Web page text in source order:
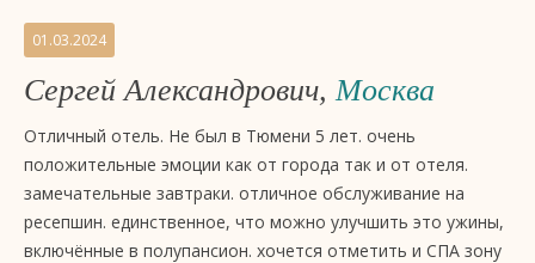
01.03.2024
Сергей Александрович,Москва
Отличный отель. Не был в Тюмени 5 лет. очень
положительные эмоции как от города так и от отеля.
замечательные завтраки. отличное обслуживание на
ресепшин. единственное, что можно улучшить это ужины,
включённые в полупансион. хочется отметить и СПА зону